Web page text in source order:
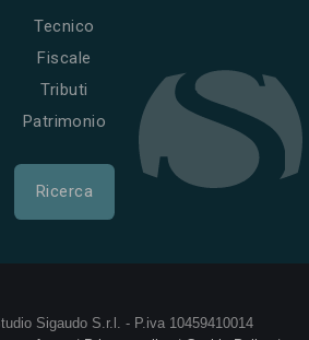
Tecnico
Fiscale
Tributi
Patrimonio
Ricerca
Sigaudo S.r.l. - P.iva 10459410014